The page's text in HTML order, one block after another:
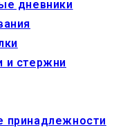
дневники
и стержни
принадлежности